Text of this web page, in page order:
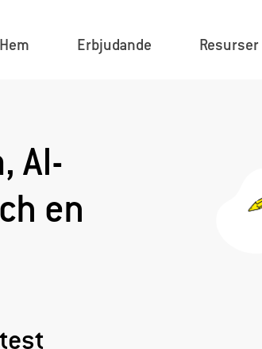
Hem Erbjudande Resurser
AI-
en